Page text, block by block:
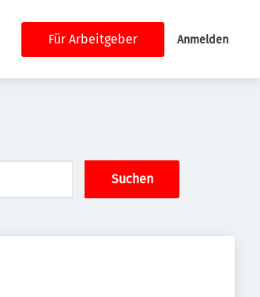
Für Arbeitgeber Anmelden
Suchen